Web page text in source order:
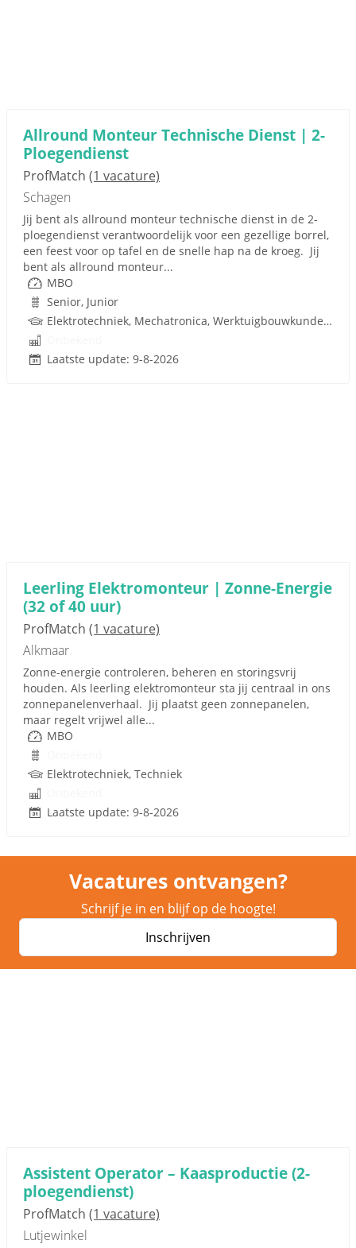
Allround Monteur Technische Dienst | 2-
Ploegendienst
ProfMatch (1 vacature)
Schagen
Jij bent als allround monteur technische dienst in de 2-
ploegendienst verantwoordelijk voor een gezellige borrel,
een feest voor op tafel en de snelle hap na de kroeg. Jij
bent als allround monteur...
MBO
Senior, Junior
Elektrotechniek, Mechatronica, Werktuigbouwkunde, Pneumatiek, Techniek
Laatste update: 9-8-2026
Leerling Elektromonteur | Zonne-Energie
(32 of 40 uur)
ProfMatch (1 vacature)
Alkmaar
Zonne-energie controleren, beheren en storingsvrij
houden. Als leerling elektromonteur sta jij centraal in ons
zonnepanelenverhaal. Jij plaatst geen zonnepanelen,
maar regelt vrijwel alle...
MBO
Elektrotechniek, Techniek
Laatste update: 9-8-2026
Vacatures ontvangen?
Schrijf je in en blijf op de hoogte!
Inschrijven
Assistent Operator – Kaasproductie (2-
ploegendienst)
ProfMatch (1 vacature)
Lutjewinkel